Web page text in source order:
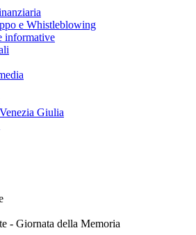
e Whistleblowing
informative
Giulia
- Giornata della Memoria